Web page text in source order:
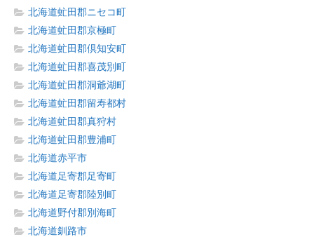
北海道虻田郡ニセコ町
北海道虻田郡京極町
北海道虻田郡倶知安町
北海道虻田郡喜茂別町
北海道虻田郡洞爺湖町
北海道虻田郡留寿都村
北海道虻田郡真狩村
北海道虻田郡豊浦町
北海道赤平市
北海道足寄郡足寄町
北海道足寄郡陸別町
北海道野付郡別海町
北海道釧路市